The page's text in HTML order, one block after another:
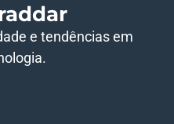
e tendências em